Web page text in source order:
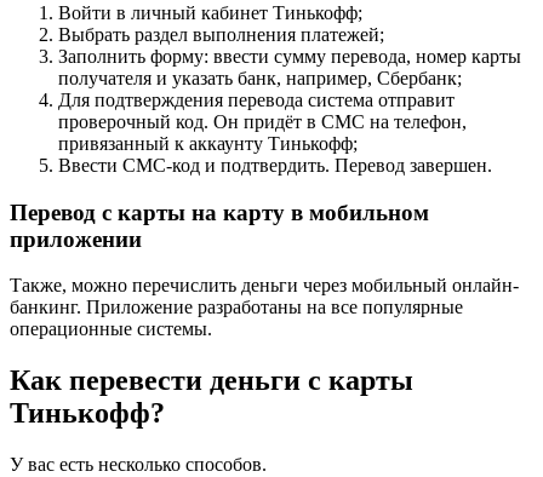
Войти в личный кабинет Тинькофф;
Выбрать раздел выполнения платежей;
Заполнить форму: ввести сумму перевода, номер карты
получателя и указать банк, например, Сбербанк;
Для подтверждения перевода система отправит
проверочный код. Он придёт в СМС на телефон,
привязанный к аккаунту Тинькофф;
Ввести СМС-код и подтвердить. Перевод завершен.
Перевод с карты на карту в мобильном
приложении
Также, можно перечислить деньги через мобильный онлайн-
банкинг. Приложение разработаны на все популярные
операционные системы.
Как перевести деньги с карты
Тинькофф?
У вас есть несколько способов.